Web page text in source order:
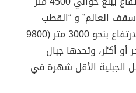
“سقف العالم” و “القطب
الثالث”، وهي منطقة عالية الارتفاع بنحو 3000 متر (9800
أكثر، وتحدها جبال
الجبلية الأقل شهرة في